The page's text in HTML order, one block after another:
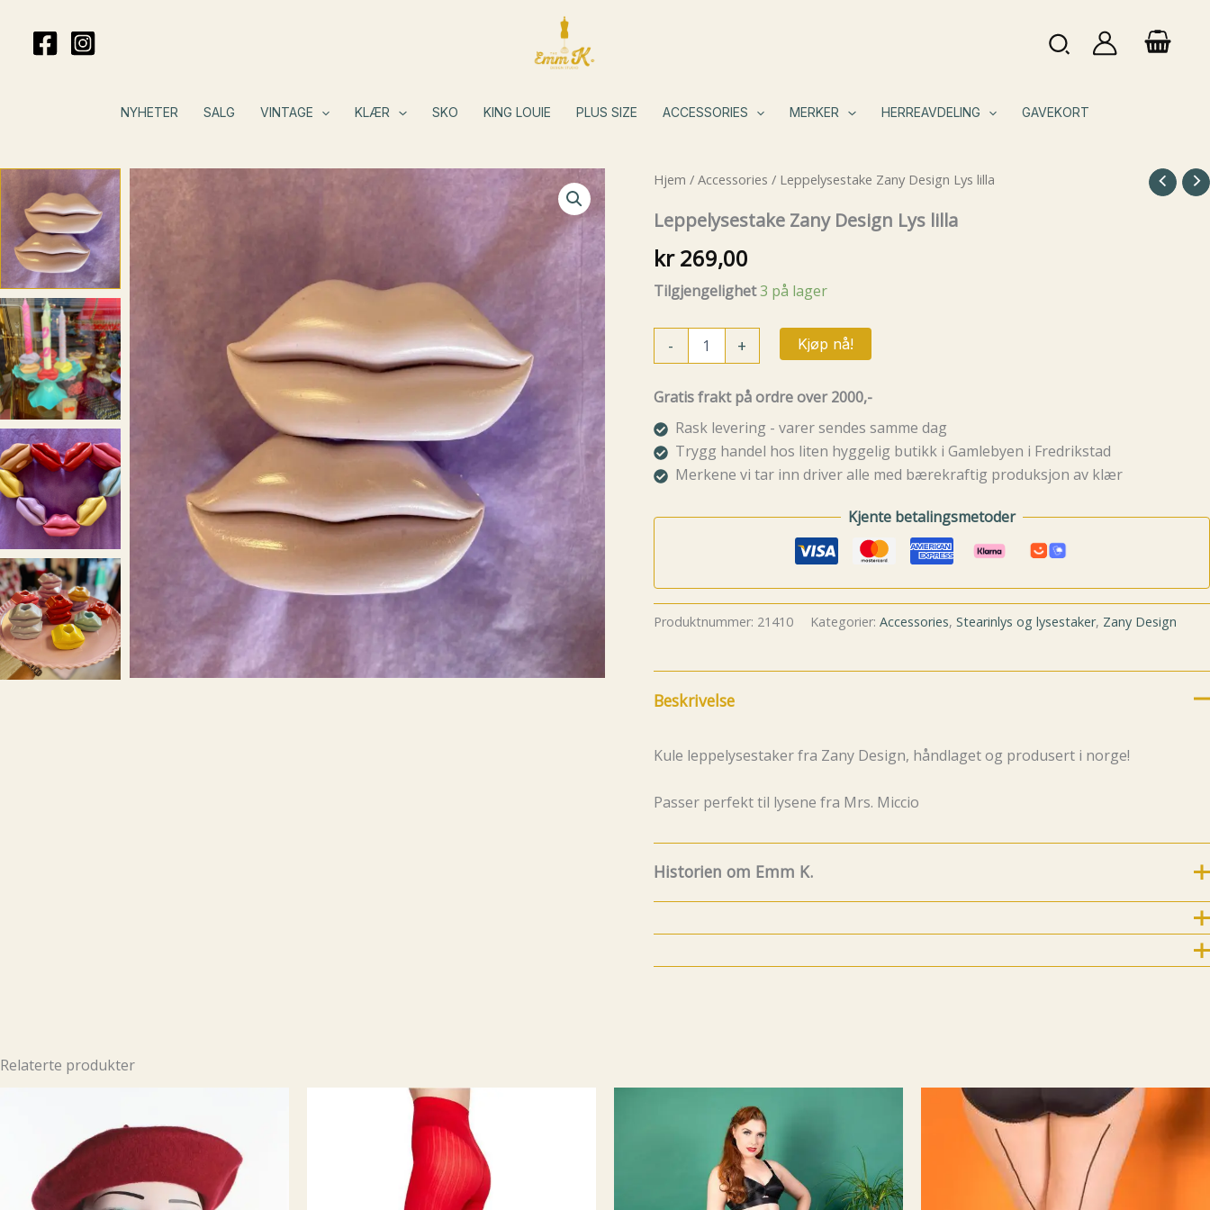
Søk
NYHETER SALG VINTAGE KLÆR SKO KING LOUIE PLUS SIZE ACCESSORIES MERKER HERREAVDELING GAVEKORT
Hjem / Accessories / Leppelysestake Zany Design Lys lilla
Leppelysestake Zany Design Lys lilla
kr269,00
Tilgjengelighet3 på lager
-
Zany
Lys
lilla
antall
+ Kjøp nå!
Gratis frakt på ordre over 2000,-
Rask levering - varer sendes samme dag
Trygg handel hos liten hyggelig butikk i Gamlebyen i Fredrikstad
Merkene vi tar inn driver alle med bærekraftig produksjon av klær
Kjente betalingsmetoder
Produktnummer: 21410 Kategorier: Accessories, Stearinlys og lysestaker, Zany Design
Beskrivelse
Kule leppelysestaker fra Zany Design, håndlaget og produsert i norge!
Passer perfekt til lysene fra Mrs. Miccio
Historien om Emm K.
8.7.2019 ble Emm K.-butikken født! Emm K. startet
så hadde jeg en systue i Lituaen som fikk tilsendt mønster, mål og stoffer av Emm
K. hvor det ble sydd og sendt tilbake til Norge. Og rett til dere etter en prøving og
mulig noe tilpasning hos meg. Etter en liten stund så mistet jeg dette samarbeidet
Og av erfaring visste jeg at det IKKE ville gå rundt økonomisk , med å
produsere alt selv til privatkunder. Det ligger mye jobb bak et klesplagg
Relaterte produkter